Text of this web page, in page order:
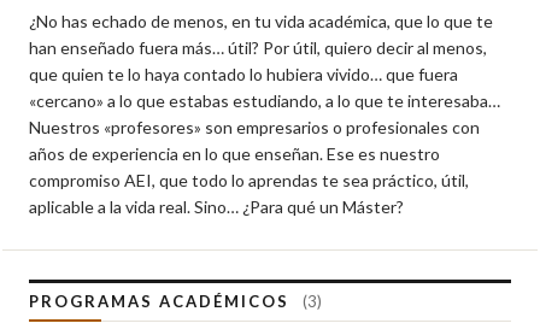
¿No has echado de menos, en tu vida académica, que lo que te
han enseñado fuera más… útil? Por útil, quiero decir al menos,
que quien te lo haya contado lo hubiera vivido… que fuera
«cercano» a lo que estabas estudiando, a lo que te interesaba…
Nuestros «profesores» son empresarios o profesionales con
años de experiencia en lo que enseñan. Ese es nuestro
compromiso AEI, que todo lo aprendas te sea práctico, útil,
aplicable a la vida real. Sino… ¿Para qué un Máster?
PROGRAMAS ACADÉMICOS (3)